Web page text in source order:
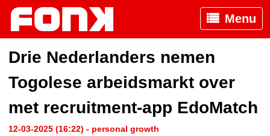
Menu
Drie Nederlanders nemen
Togolese arbeidsmarkt over
met recruitment-app EdoMatch
12-03-2025 (16:22) - personal growth